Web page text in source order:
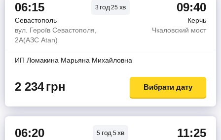
06:15 3 год25 хв 09:40
Севастополь
Керчь
вул. Героїв Севастополя,
2А(АЗС Atan)
Чкаловский мост
ИП Ломакина Марьяна Михайловна
2 234грн Вибрати дату
06:20 5 год 5хв 11:25